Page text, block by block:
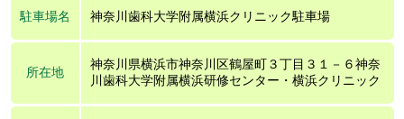
駐車場名 神奈川歯科大学附属横浜クリニック駐車場
所在地
神奈川県横浜市神奈川区鶴屋町３丁目３１－６神奈
川歯科大学附属横浜研修センター・横浜クリニック